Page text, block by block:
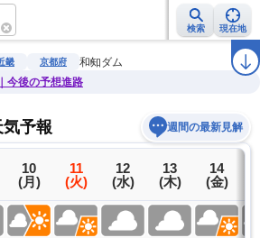
検索 現在地
地震情報 警報・注意報 ラ
畿 京都府
和知ダム
今後の予想進路
予報 週間の最新見解
10
(月)
11
(火)
12
(水)
13
(木)
14
(金)